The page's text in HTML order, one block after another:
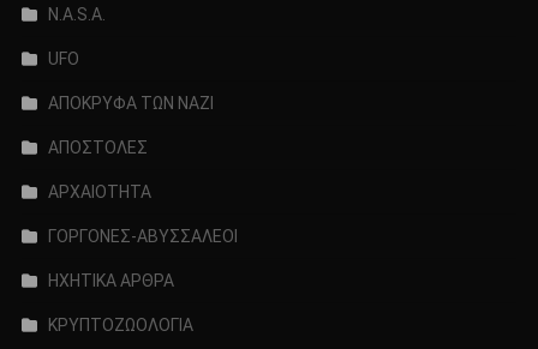
ΕΞΗΓΗΣΕΙ!!!!
N.A.S.A.
UFO
ΑΠΟΚΡΥΦΑ ΤΩΝ ΝΑΖΙ
ΑΠΟΣΤΟΛΕΣ
ΑΡΧΑΙΟΤΗΤΑ
ΓΟΡΓΟΝΕΣ-ΑΒΥΣΣΑΛΕΟΙ
ΗΧΗΤΙΚΑ ΑΡΘΡΑ
ΚΡΥΠΤΟΖΩΟΛΟΓΙΑ